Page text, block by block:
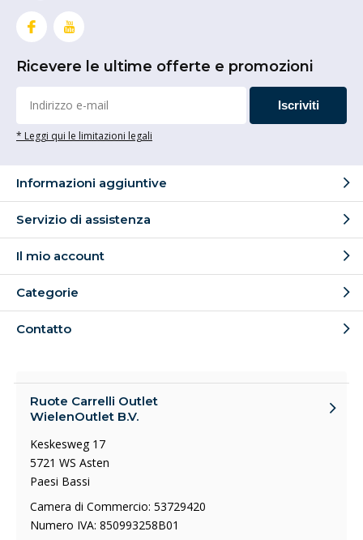
Ricevere le ultime offerte e promozioni
Iscriviti
* Leggi qui le limitazioni legali
Informazioni aggiuntive
Servizio di assistenza
Il mio account
Categorie
Contatto
Ruote Carrelli Outlet
WielenOutlet B.V.
Keskesweg 17
5721 WS Asten
Paesi Bassi
Camera di Commercio: 53729420
Numero IVA: 850993258B01